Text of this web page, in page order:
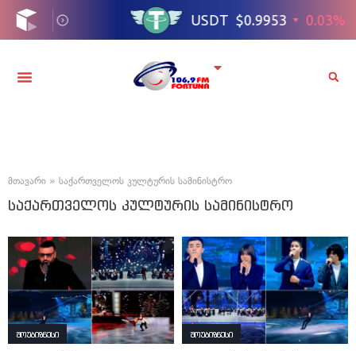
მთავარი » საქართველოს კულტურის სამინისტრო
საქართველოს კულტურის სამინისტრო
შოუბიზნესი შოუბიზნესი